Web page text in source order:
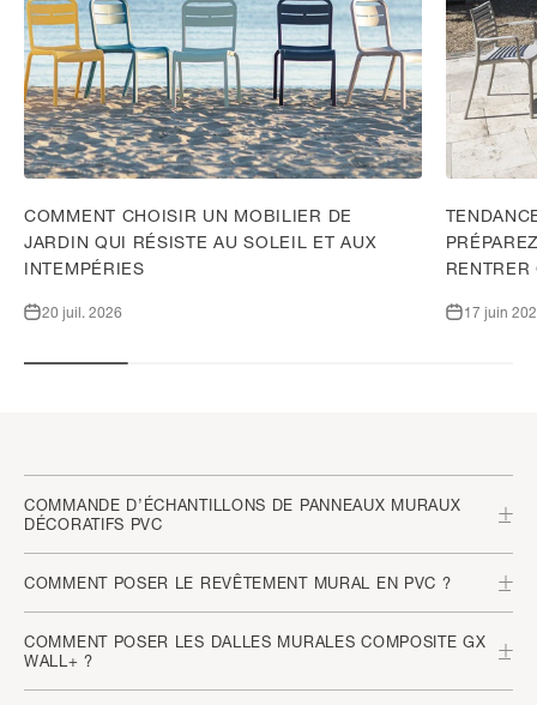
COMMENT CHOISIR UN MOBILIER DE
JARDIN QUI RÉSISTE AU SOLEIL ET AUX
INTEMPÉRIES
20 juil. 2026 17 juin
COMMANDE D’ÉCHANTILLONS DE PANNEAUX MURAUX
DÉCORATIFS PVC
COMMENT POSER LE REVÊTEMENT MURAL EN PVC ?
COMMENT POSER LES DALLES MURALES COMPOSITE GX
WALL+ ?